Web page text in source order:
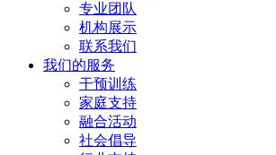
专业团队
机构展示
联系我们
我们的服务
干预训练
家庭支持
融合活动
社会倡导